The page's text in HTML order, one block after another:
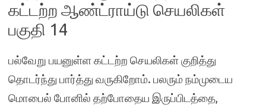
கட்டற்ற ஆண்ட்ராய்டு செயலிகள்
பகுதி 14
பல்வேறு பயனுள்ள கட்டற்ற செயலிகள் குறித்து
தொடர்ந்து பார்த்து வருகிறோம். பலரும் நம்முடைய
மொபைல் போனில் தற்போதைய இருப்பிடத்தை,